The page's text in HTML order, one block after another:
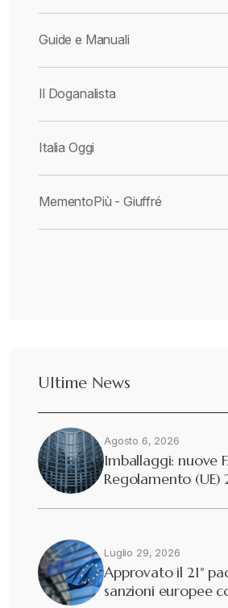
Guide e Manuali
Il Doganalista
Italia Oggi
MementoPiù - Giuffré
Ultime News
Agosto 6, 2026
Imballaggi: nuove
Regolamento
Luglio 29, 2026
Approvato il 21°
sanzioni europee